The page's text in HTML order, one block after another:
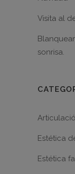
Visita al
sonrisa.
Estética
Estética